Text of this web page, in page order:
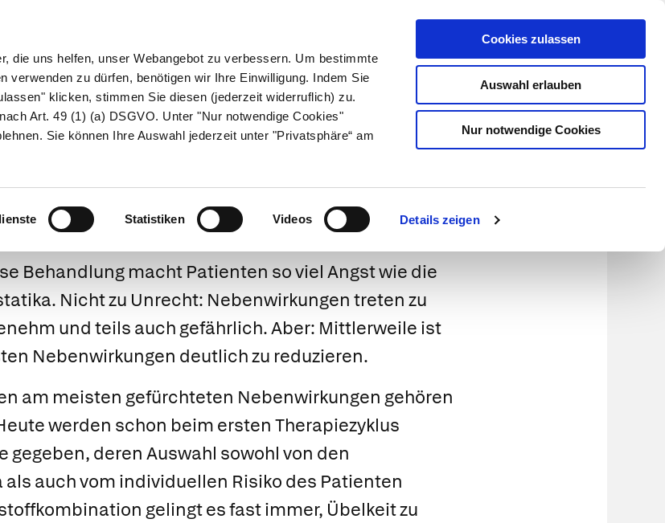
die uns helfen, unser Webangebot zu verbessern. Um bestimmte
verwenden zu dürfen, benötigen wir Ihre Einwilligung. Indem Sie
klicken, stimmen Sie diesen (jederzeit widerruflich) zu.
Art. 49 (1) (a) DSGVO. Unter "Nur notwendige Cookies"
Sie können Ihre Auswahl jederzeit unter "Privatsphäre“ am
Statistiken Videos Details zeigen
Cookies zulassen
Auswahl erlauben
Nur notwendige Cookies
Kundenlogin
Suche
Naturheilkunde Eltern & Kind Gesund leben Über uns
von Zytostatika
Behandlung macht Patienten so viel Angst wie die
Nicht zu Unrecht: Nebenwirkungen treten zu
und teils auch gefährlich. Aber: Mittlerweile ist
Nebenwirkungen deutlich zu reduzieren.
am meisten gefürchteten Nebenwirkungen gehören
werden schon beim ersten Therapiezyklus
deren Auswahl sowohl von den
auch vom individuellen Risiko des Patienten
gelingt es fast immer, Übelkeit zu